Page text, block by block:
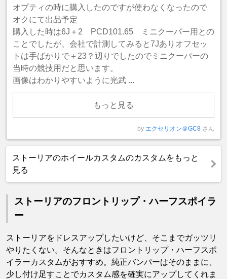
オプティの時に購入したのですが使わなくなったので
オクにて出品予定
購入した時は6J＋2 PCD101.65 ミニクーパー用との
ことでしたが、会社で計測してみると7Jありオフセッ
トは手ばかりで＋23？辺りでしたのでミニクーパーの
当時の競技用だと思います。
画像はわかりやすいように光武 ...
もっと見る
by エクセリオン＠GC8 さん
ストーリアのホイールカスタムのカスタムをもっと
見る
ストーリアのフロントリップ・ハーフスポイラ
ー
ストーリアをドレスアップしたいけど、そこまでガッツリ
やりたくない。そんなときはフロントリップ・ハーフスポ
イラーカスタムがおすすめ。純正バンパーはそのままに、
少し付け足すことでカスタム感を確実にアップしてくれま